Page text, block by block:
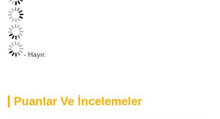
- Hayır.
Puanlar Ve İncelemeler